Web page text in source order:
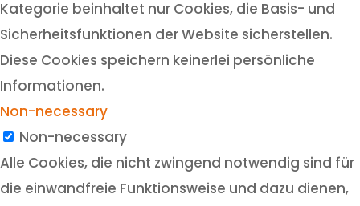
Kategorie beinhaltet nur Cookies, die Basis- und
Sicherheitsfunktionen der Website sicherstellen.
Diese Cookies speichern keinerlei persönliche
Informationen.
Non-necessary
Non-necessary
Alle Cookies, die nicht zwingend notwendig sind für
die einwandfreie Funktionsweise und dazu dienen,